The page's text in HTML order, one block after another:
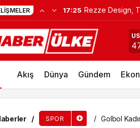
17:25 Rezze Design,
Akış Dünya Gündem
SPOR Golbol
Milli Takımı, Paris 2024